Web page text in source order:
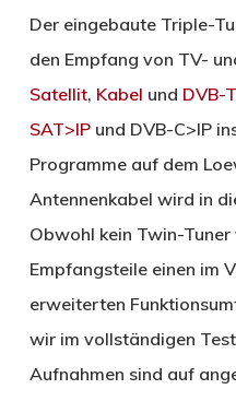
Der eingebaute Triple-
den Empfang von TV-
Satellit, Kabel und DVB-
SAT>IPund DVB-C>IP
Programme auf dem
Antennenkabel wird in
Obwohl kein Twin-
Empfangsteile einen im
erweiterten
wir im vollständigen
Aufnahmen sind auf